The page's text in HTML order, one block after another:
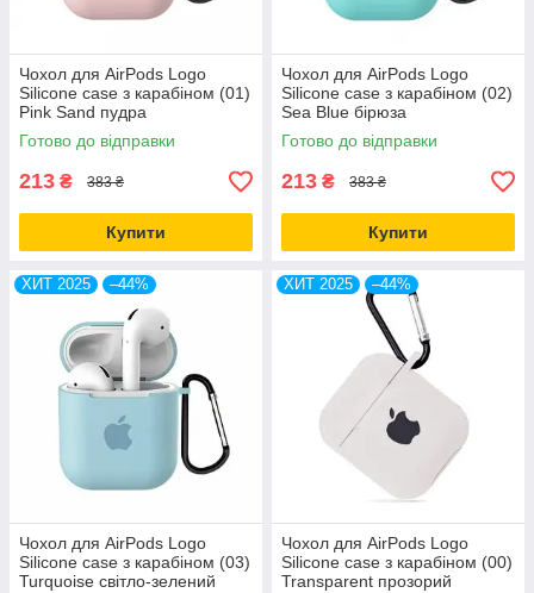
Чохол для AirPods Logo
Silicone case з карабіном (01)
Pink Sand пудра
Готово до відправки
213 ₴ 383 ₴
Купити
Чохол для AirPods Logo
Silicone case з карабіном (02)
Sea Blue бірюза
Готово до відправки
213 ₴ 383 ₴
Купити
ХИТ 2025 –44%
Чохол для AirPods Logo
Silicone case з карабіном (03)
Turquoise світло-зелений
ХИТ 2025 –44%
Чохол для AirPods Logo
Silicone case з карабіном (00)
Transparent прозорий